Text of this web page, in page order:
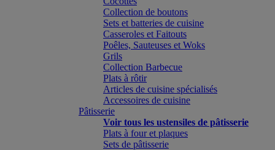
Collection de boutons
Sets et batteries de cuisine
Casseroles et Faitouts
Poêles, Sauteuses et Woks
Grils
Collection Barbecue
Plats à rôtir
Articles de cuisine spécialisés
Accessoires de cuisine
Pâtisserie
Voir tous les ustensiles de pâtisserie
Plats à four et plaques
Sets de pâtisserie